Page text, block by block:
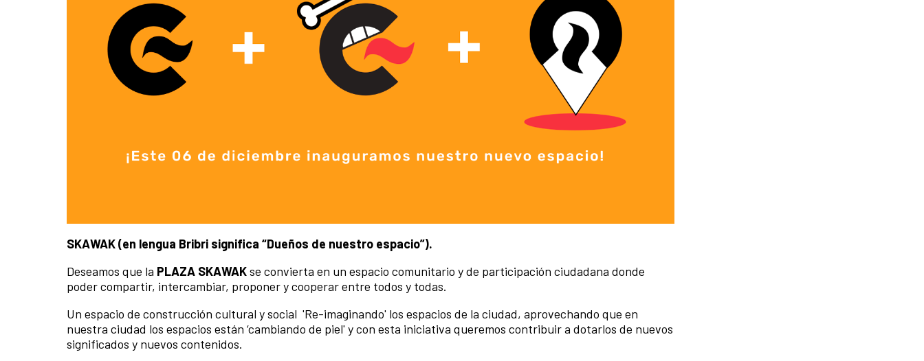
SKAWAK (en lengua Bribri significa “Dueños de nuestro espacio”).
Deseamos que la PLAZA SKAWAKse convierta en un espacio comunitario y de participación ciudadana donde
poder compartir, intercambiar, proponer y cooperar entre todos y todas.
Un espacio de construcción cultural y social 'Re-imaginando' los espacios de la ciudad, aprovechando que en
nuestra ciudad los espacios están ‘cambiando de piel' y con esta iniciativa queremos contribuir a dotarlos de nuevos
significados y nuevos contenidos.